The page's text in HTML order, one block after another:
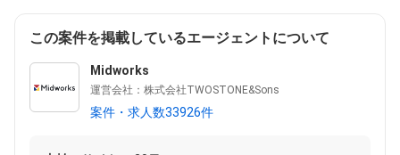
この案件を掲載しているエージェントについて
Midworks
運営会社：株式会社TWOSTONE&Sons
案件・求人数33926件